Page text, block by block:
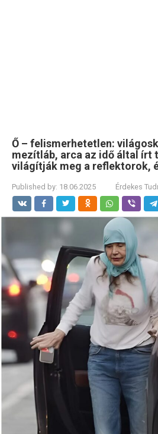
Ő – felismerhetetlen:
mezítláb, arca az idő által írt
világítják meg a reflektorok,
Published by: 18.06.2025 Érdekes